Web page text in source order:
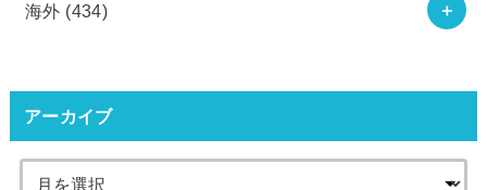
海外 (434)
アーカイブ